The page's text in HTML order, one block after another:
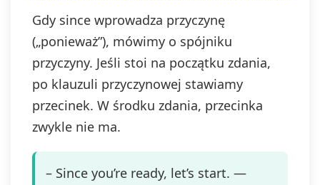
Gdy since wprowadza przyczynę
(„ponieważ”), mówimy o spójniku
przyczyny. Jeśli stoi na początku zdania,
po klauzuli przyczynowej stawiamy
przecinek. W środku zdania, przecinka
zwykle nie ma.
– Since you’re ready, let’s start. —